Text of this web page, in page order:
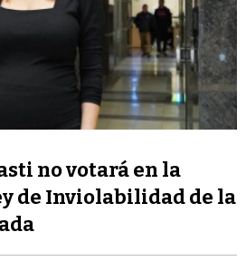
no votará en la
de Inviolabilidad de la